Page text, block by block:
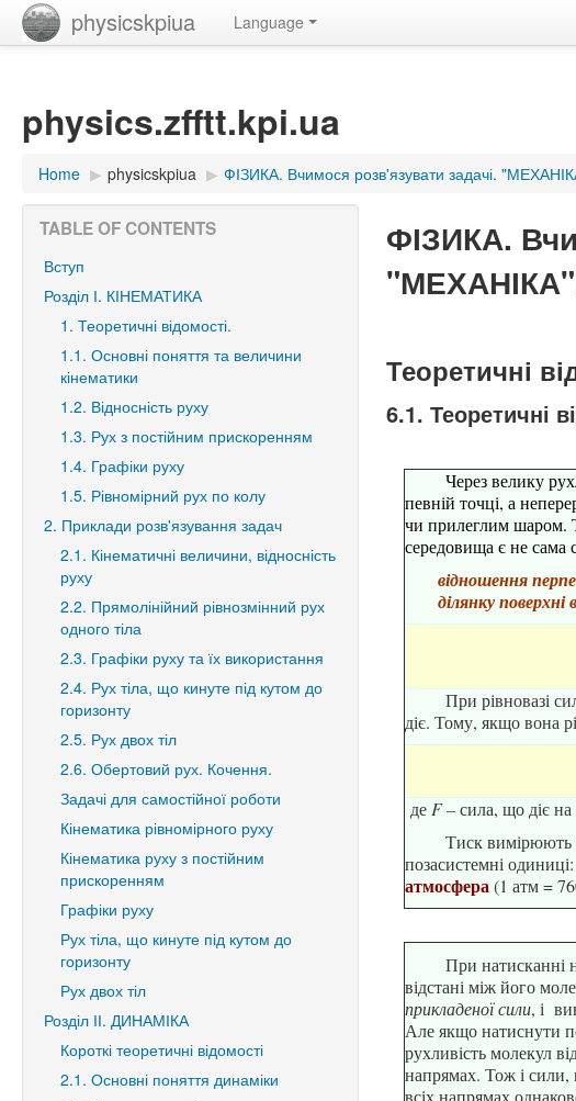
physicskpiua Language
physics.zfftt.kpi.ua
Home ▶︎ physicskpiua ▶︎ ФІЗИКА. Вчимося розв'язувати задачі.
ФІЗИКА.
Теоретичні
6.1. Теоретичні
Через велику
певній точці, а
чи прилеглим шаром.
середовища є не сама
відношення
ділянку поверхні
При рівновазі
діє. Тому, якщо вона
де F –сила, що діє
Тиск
позасистемні одиниці:
атмосфера (1 атм =
При натисканні
відстані між його
прикладеної сили, і
Алеякщонатиснути
рухливість молекул
напрямах. Тож і
всіх напрямах
TABLE OF CONTENTS
Вступ
Розділ І. КІНЕМАТИКА
1. Теоретичні відомості.
1.1. Основні поняття та величини
кінематики
1.2. Відносність руху
1.3. Рух з постійним прискоренням
1.4. Графіки руху
1.5. Рівномірний рух по колу
2. Приклади розв'язування задач
2.1. Кінематичні величини, відносність
руху
2.2. Прямолінійний рівнозмінний рух
одного тіла
2.3. Графіки руху та їх використання
2.4. Рух тіла, що кинуте під кутом до
горизонту
2.5. Рух двох тіл
2.6. Обертовий рух. Кочення.
Задачі для самостійної роботи
Кінематика рівномірного руху
Кінематика руху з постійним
прискоренням
Графіки руху
Рух тіла, що кинуте під кутом до
горизонту
Рух двох тіл
Розділ ІІ. ДИНАМІКА
Короткі теоретичні відомості
2.1. Основні поняття динаміки